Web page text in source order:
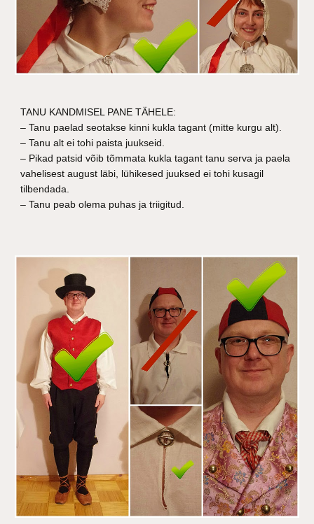
TANU KANDMISEL PANE TÄHELE:
– Tanu paelad seotakse kinni kukla tagant (mitte kurgu alt).
– Tanu alt ei tohi paista juukseid.
– Pikad patsid võib tõmmata kukla tagant tanu serva ja paela
vahelisest august läbi, lühikesed juuksed ei tohi kusagil
tilbendada.
– Tanu peab olema puhas ja triigitud.